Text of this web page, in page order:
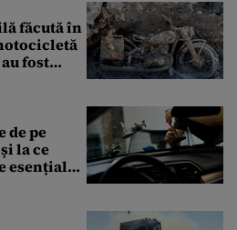
făcută în
fost
de pe
la ce
esențial